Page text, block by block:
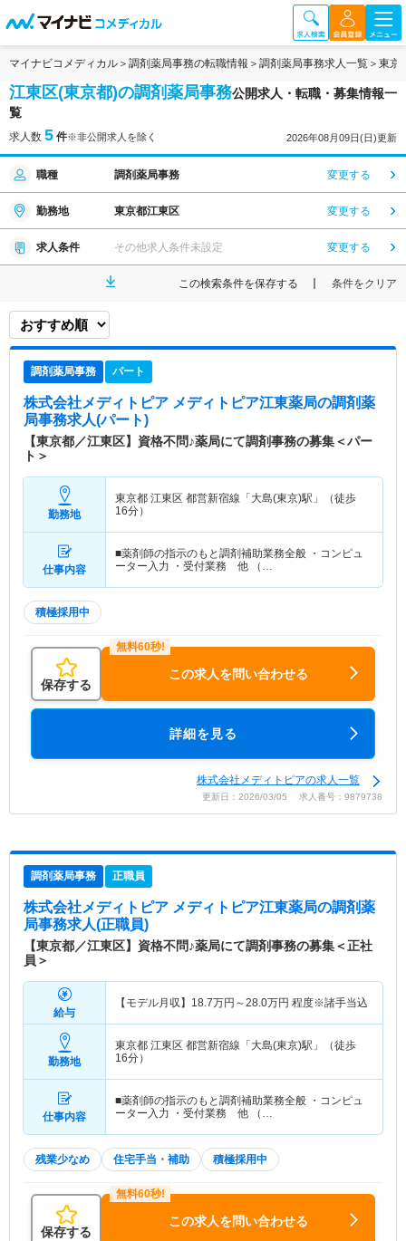
マイナビコメディカル 調剤薬局事務の転職情報 調剤薬局事務求人一覧 東京
江東区(東京都)の調剤薬局事務公開求人・転職・募集情報一
覧
求人数 5 件※非公開求人を除く 2026年08月09日(日)更新
職種 調剤薬局事務 変更する
勤務地 東京都江東区 変更する
求人条件 その他求人条件未設定 変更する
この検索条件を保存する 条件をクリア
調剤薬局事務 パート
株式会社メディトピア メディトピア江東薬局の調剤薬
局事務求人(パート)
【東京都／江東区】資格不問♪薬局にて調剤事務の募集＜パー
ト＞
勤務地
東京都 江東区 都営新宿線「大島(東京)駅」（徒歩
16分）
仕事内容
■薬剤師の指示のもと調剤補助業務全般 ・コンピュ
ーター入力 ・受付業務 他 （…
積極採用中
保存する
この求人を問い合わせる
詳細を見る
株式会社メディトピアの求人一覧
更新日：2026/03/05 求人番号：9879738
調剤薬局事務 正職員
株式会社メディトピア メディトピア江東薬局の調剤薬
局事務求人(正職員)
【東京都／江東区】資格不問♪薬局にて調剤事務の募集＜正社
員＞
給与
【モデル月収】 18.7万円～28.0万円 程度※諸手当込
勤務地
東京都 江東区 都営新宿線「大島(東京)駅」（徒歩
16分）
仕事内容
■薬剤師の指示のもと調剤補助業務全般 ・コンピュ
ーター入力 ・受付業務 他 （…
残業少なめ 住宅手当・補助 積極採用中
保存する
この求人を問い合わせる